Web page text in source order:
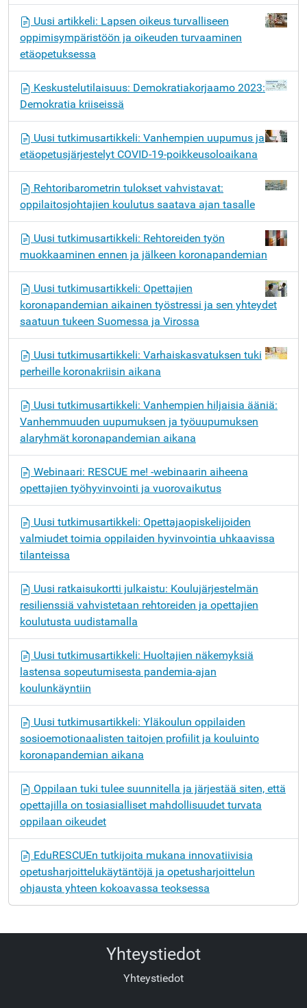
Uusi artikkeli: Lapsen oikeus turvalliseen
oppimisympäristöön ja oikeuden turvaaminen
etäopetuksessa
Keskustelutilaisuus: Demokratiakorjaamo 2023:
Demokratia kriiseissä
Uusi tutkimusartikkeli: Vanhempien uupumus ja
etäopetusjärjestelyt COVID-19-poikkeusoloaikana
Rehtoribarometrin tulokset vahvistavat:
oppilaitosjohtajien koulutus saatava ajan tasalle
Uusi tutkimusartikkeli: Rehtoreiden työn
muokkaaminen ennen ja jälkeen koronapandemian
Uusi tutkimusartikkeli: Opettajien
koronapandemian aikainen työstressi ja sen yhteydet
saatuun tukeen Suomessa ja Virossa
Uusi tutkimusartikkeli: Varhaiskasvatuksen tuki
perheille koronakriisin aikana
Uusi tutkimusartikkeli: Vanhempien hiljaisia ääniä:
Vanhemmuuden uupumuksen ja työuupumuksen
alaryhmät koronapandemian aikana
Webinaari: RESCUE me! -webinaarin aiheena
opettajien työhyvinvointi ja vuorovaikutus
Uusi tutkimusartikkeli: Opettajaopiskelijoiden
valmiudet toimia oppilaiden hyvinvointia uhkaavissa
tilanteissa
Uusi ratkaisukortti julkaistu: Koulujärjestelmän
resilienssiä vahvistetaan rehtoreiden ja opettajien
koulutusta uudistamalla
Uusi tutkimusartikkeli: Huoltajien näkemyksiä
lastensa sopeutumisesta pandemia-ajan
koulunkäyntiin
Uusi tutkimusartikkeli: Yläkoulun oppilaiden
sosioemotionaalisten taitojen profiilit ja kouluinto
koronapandemian aikana
Oppilaan tuki tulee suunnitella ja järjestää siten, että
opettajilla on tosiasialliset mahdollisuudet turvata
oppilaan oikeudet
EduRESCUEn tutkijoita mukana innovatiivisia
opetusharjoittelukäytäntöjä ja opetusharjoittelun
ohjausta yhteen kokoavassa teoksessa
Yhteystiedot
Yhteystiedot